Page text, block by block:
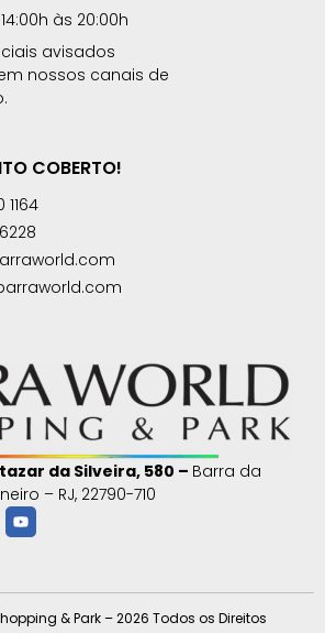
às 20:00h
avisados
nossos canais de
COBERTO!
da Silveira, 580 – Barra da
– RJ, 22790-710
& Park – 2026 Todos os Direitos